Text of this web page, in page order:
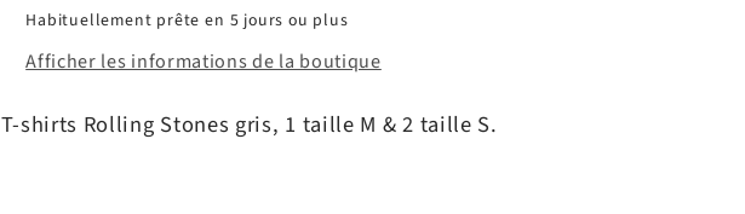
Habituellement prête en 5 jours ou plus
Afficher les informations de la boutique
T-shirts Rolling Stones gris, 1 taille M & 2 taille S.